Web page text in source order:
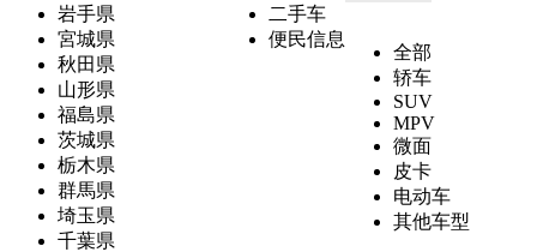
岩手県
宮城県
秋田県
山形県
福島県
茨城県
栃木県
群馬県
埼玉県
千葉県
二手车
便民信息
全部
轿车
SUV
MPV
微面
皮卡
电动车
其他车型